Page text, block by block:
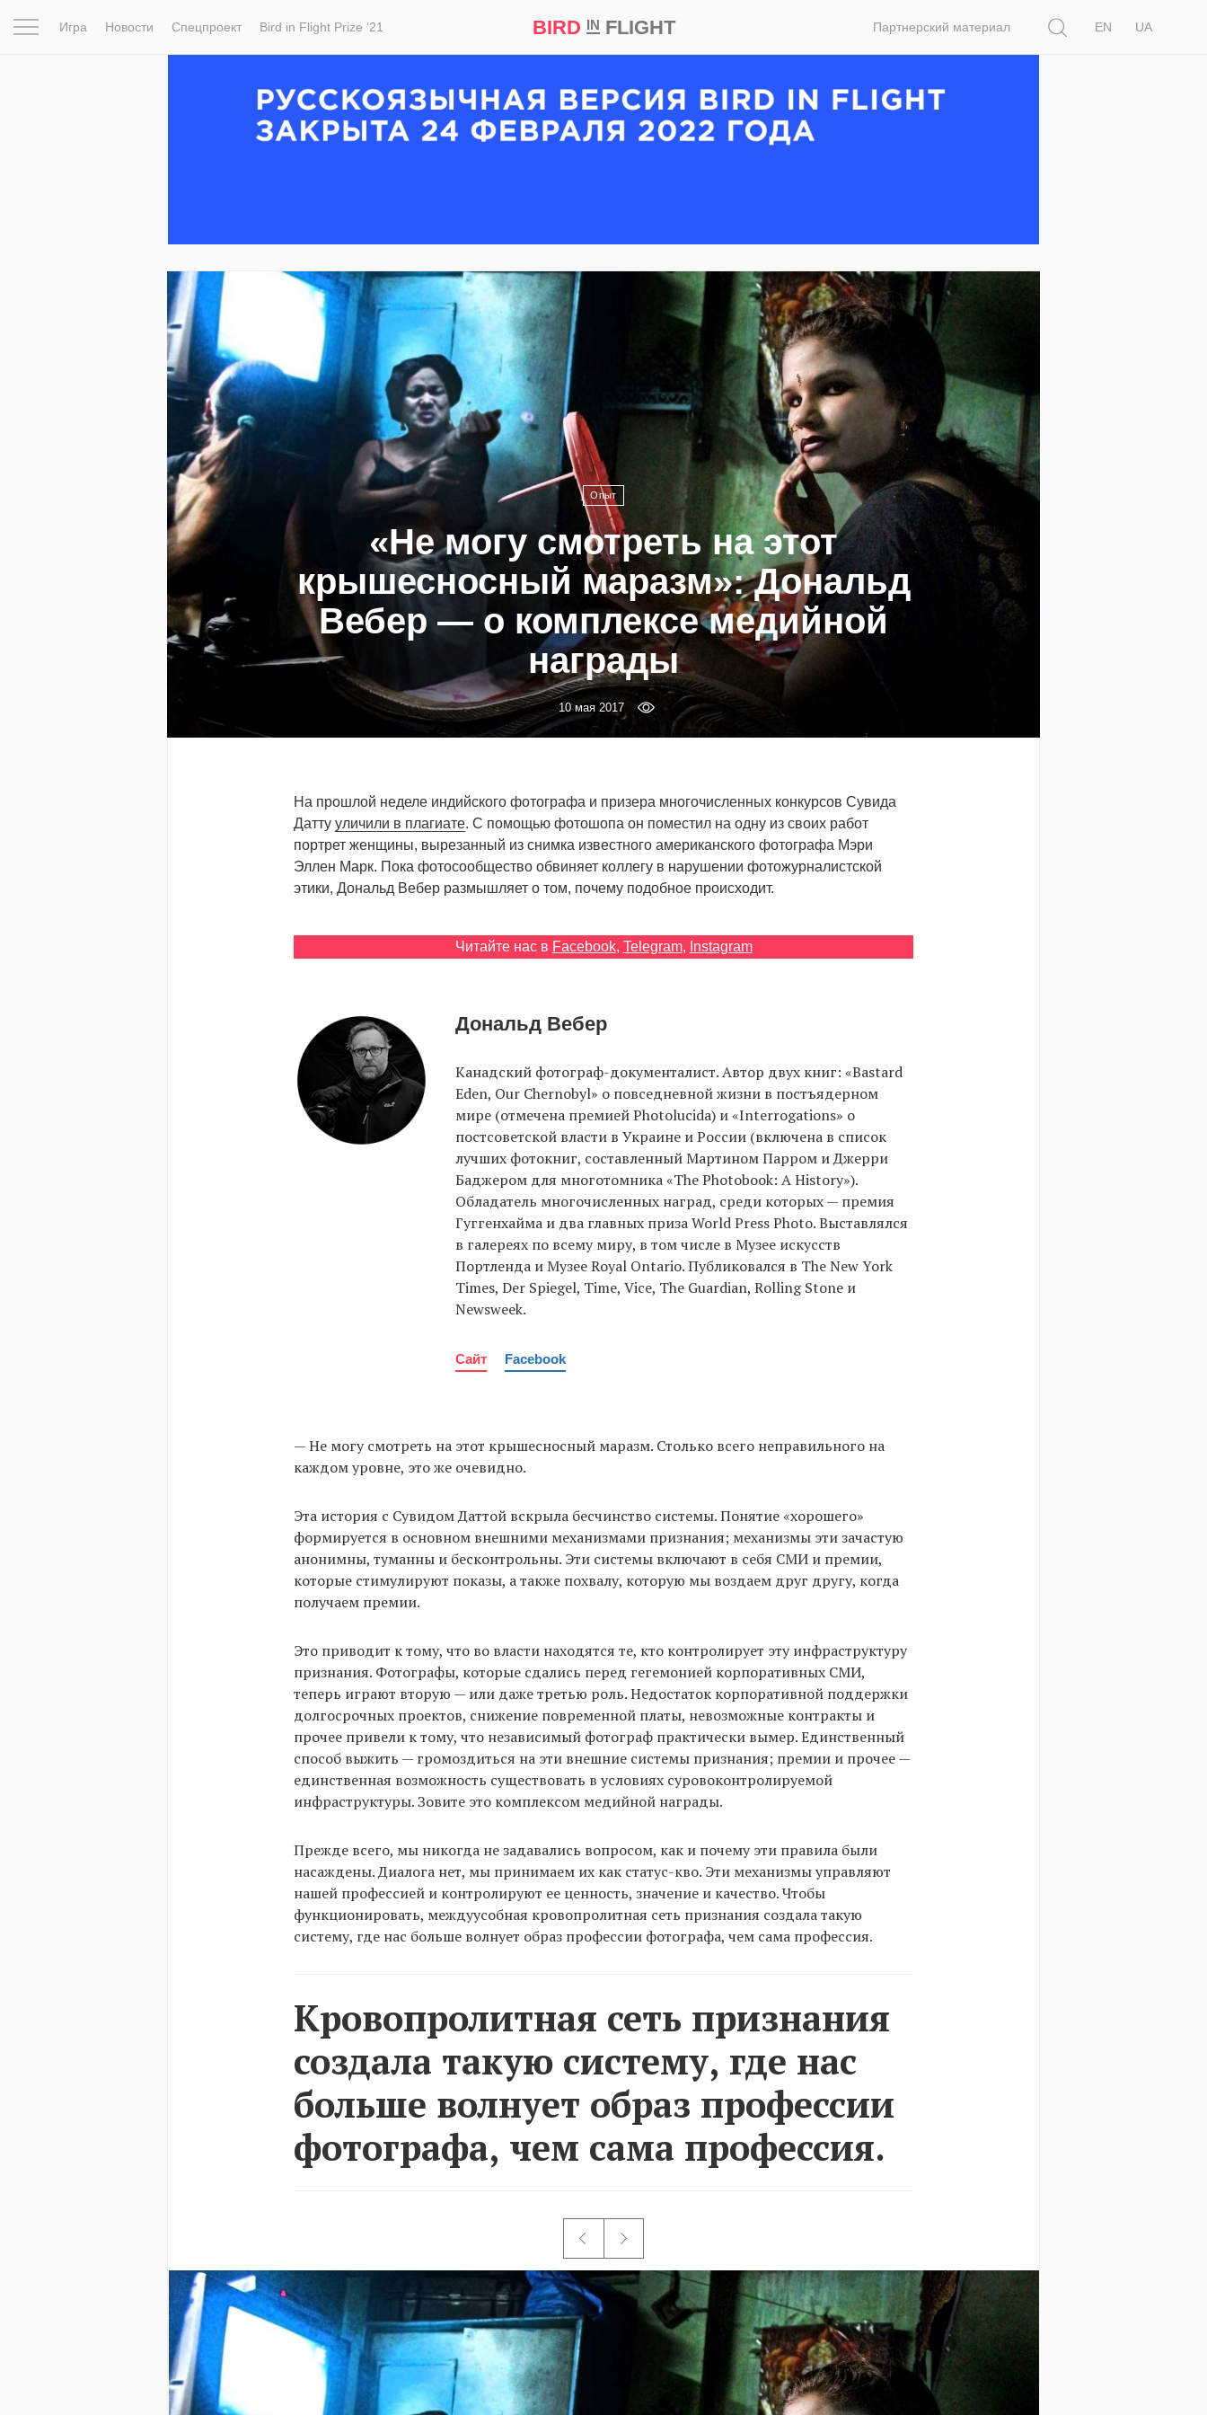
Игра Новости Спецпроект Bird in Flight Prize ‘21 BIRD INFLIGHT Партнерский материал
EN
UA
Опыт
«Не могу смотреть на этот
крышесносный маразм»: Дональд
Вебер — о комплексе медийной
награды
10 мая 2017
На прошлой неделе индийского фотографа и призера многочисленных конкурсов Сувида
Датту уличили в плагиате. С помощью фотошопа он поместил на одну из своих работ
портрет женщины, вырезанный из снимка известного американского фотографа Мэри
Эллен Марк. Пока фотосообщество обвиняет коллегу в нарушении фотожурналистской
этики, Дональд Вебер размышляет о том, почему подобное происходит.
Читайте нас в Facebook, Telegram, Instagram
Дональд Вебер
Канадский фотограф-документалист. Автор двух книг: «Bastard
Eden, Our Chernobyl» о повседневной жизни в постъядерном
мире (отмечена премией Photolucida) и «Interrogations» о
постсоветской власти в Украине и России (включена в список
лучших фотокниг, составленный Мартином Парром и Джерри
Баджером для многотомника «The Photobook: A History»).
Обладатель многочисленных наград, среди которых — премия
Гуггенхайма и два главных приза World Press Photo. Выставлялся
в галереях по всему миру, в том числе в Музее искусств
Портленда и Музее Royal Ontario. Публиковался в The New York
Times, Der Spiegel, Time, Vice, The Guardian, Rolling Stone и
Newsweek.
Сайт Facebook
— Не могу смотреть на этот крышесносный маразм. Столько всего неправильного на
каждом уровне, это же очевидно.
Эта история с Сувидом Даттой вскрыла бесчинство системы. Понятие «хорошего»
формируется в основном внешними механизмами признания; механизмы эти зачастую
анонимны, туманны и бесконтрольны. Эти системы включают в себя СМИ и премии,
которые стимулируют показы, а также похвалу, которую мы воздаем друг другу, когда
получаем премии.
Это приводит к тому, что во власти находятся те, кто контролирует эту инфраструктуру
признания. Фотографы, которые сдались перед гегемонией корпоративных СМИ,
теперь играют вторую — или даже третью роль. Недостаток корпоративной поддержки
долгосрочных проектов, снижение повременной платы, невозможные контракты и
прочее привели к тому, что независимый фотограф практически вымер. Единственный
способ выжить — громоздиться на эти внешние системы признания; премии и прочее —
единственная возможность существовать в условиях суровоконтролируемой
инфраструктуры. Зовите это комплексом медийной награды.
Прежде всего, мы никогда не задавались вопросом, как и почему эти правила были
насаждены. Диалога нет, мы принимаем их как статус-кво. Эти механизмы управляют
нашей профессией и контролируют ее ценность, значение и качество. Чтобы
функционировать, междуусобная кровопролитная сеть признания создала такую
систему, где нас больше волнует образ профессии фотографа, чем сама профессия.
Кровопролитная сеть признания
создала такую систему, где нас
больше волнует образ профессии
фотографа, чем сама профессия.